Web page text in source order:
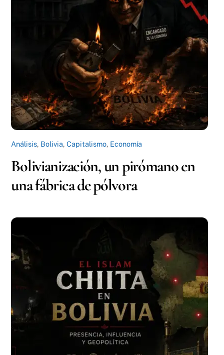
Análisis, Bolivia,Capitalismo, Economía
Bolivianización, un pirómano en
una fábrica de pólvora